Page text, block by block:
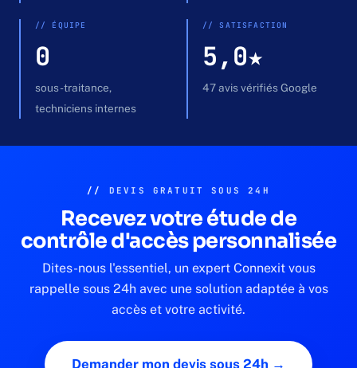
// ÉQUIPE
0
sous-traitance,
techniciens internes
// SATISFACTION
5,0★
47 avis vérifiés Google
// DEVIS GRATUIT SOUS 24H
Recevez votre étude de
contrôle d'accès personnalisée
Dites-nous l'essentiel, un expert Connexit vous
rappelle sous 24h avec une solution adaptée à vos
accès et votre activité.
Demander mon devis sous 24h →